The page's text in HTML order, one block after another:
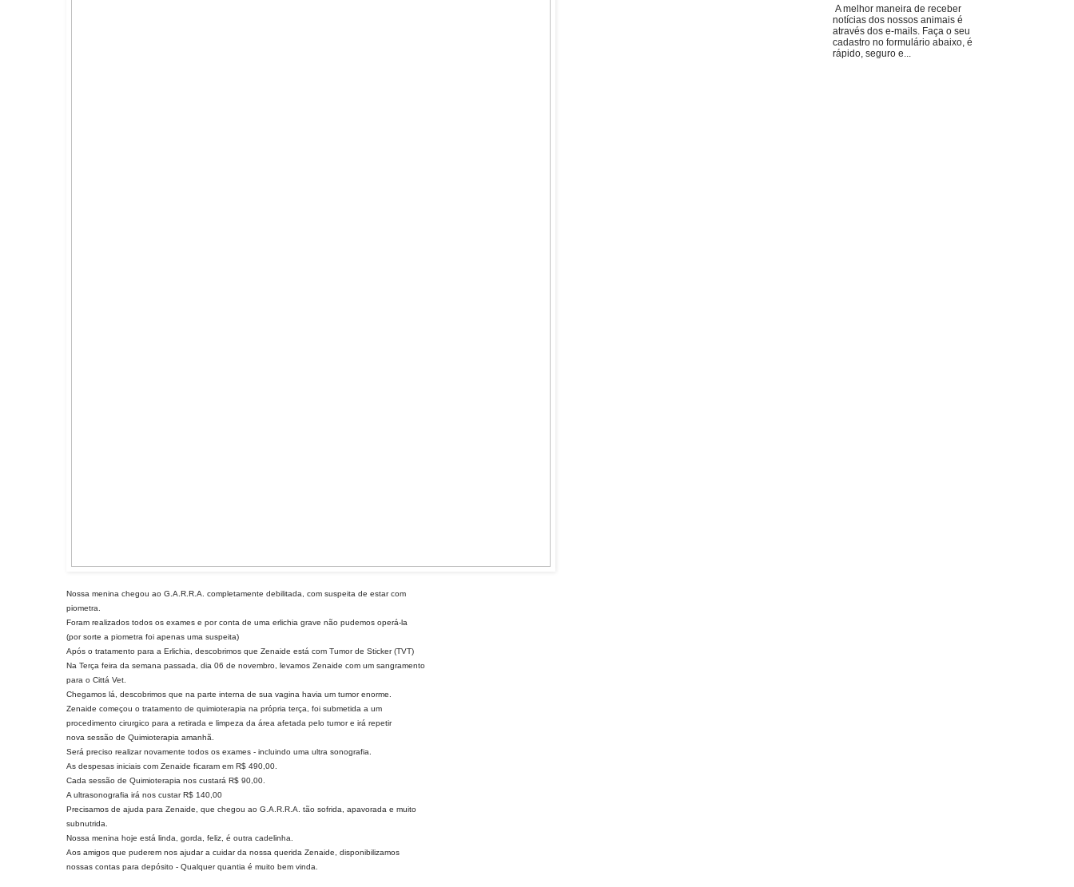
Nossa menina chegou ao G.A.R.R.A. completamente debilitada, com suspeita de estar com
piometra.
Foram realizados todos os exames e por conta de uma erlichia grave não pudemos operá-la
(por sorte a piometra foi apenas uma suspeita)
Após o tratamento para a Erlichia, descobrimos que Zenaide está com Tumor de Sticker (TVT)
Na Terça feira da semana passada, dia 06 de novembro, levamos Zenaide com um sangramento
para o Cittá Vet.
Chegamos lá, descobrimos que na parte interna de sua vagina havia um tumor enorme.
Zenaide começou o tratamento de quimioterapia na própria terça, foi submetida a um
procedimento cirurgico para a retirada e limpeza da área afetada pelo tumor e irá repetir
nova sessão de Quimioterapia amanhã.
Será preciso realizar novamente todos os exames - incluindo uma ultra sonografia.
As despesas iniciais com Zenaide ficaram em R$ 490,00.
Cada sessão de Quimioterapia nos custará R$ 90,00.
A ultrasonografia irá nos custar R$ 140,00
Precisamos de ajuda para Zenaide, que chegou ao G.A.R.R.A. tão sofrida, apavorada e muito
subnutrida.
Nossa menina hoje está linda, gorda, feliz, é outra cadelinha.
Aos amigos que puderem nos ajudar a cuidar da nossa querida Zenaide, disponibilizamos
nossas contas para depósito - Qualquer quantia é muito bem vinda.
A melhor maneira de receber
notícias dos nossos animais é
através dos e-mails. Faça o seu
cadastro no formulário abaixo, é
rápido, seguro e...